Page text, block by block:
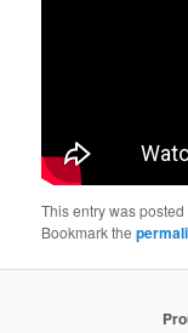
This entry was posted
Bookmark the